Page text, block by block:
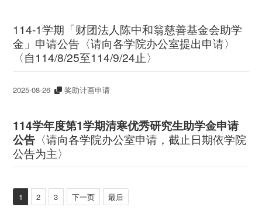
114-1学期「财团法人陈中和翁慈善基金会助学
金」申请公告〈请向各学院办公室提出申请〉
〈自114/8/25至114/9/24止〉
2025-08-26 奖助计画申请
114学年度第1学期清寒优秀研究生助学金申请
公告 〈请向各学院办公室申请，截止日期依学院
公告为主〉
1 2 3 下一页 最后